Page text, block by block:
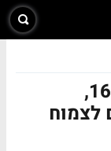
פרטנר: הרווח הנקי עלה ב-16%,
לצמוח